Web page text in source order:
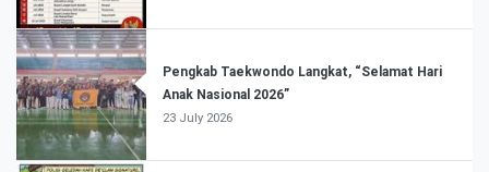
Pengkab Taekwondo Langkat, “Selamat Hari
Anak Nasional 2026”
23 July 2026